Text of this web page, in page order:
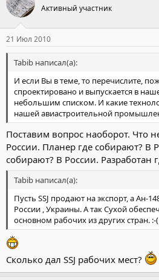
Активный участник
21 Июл 2010
Tabib написал(а):
И если Вы в теме, то перечислите,
спроектировано и выпускается в
небольшим списком. И какие
нашей авиастроительной
Поставим вопрос наоборот. Что
России. Планер где собирают? В
собирают? В России. Разработан
Tabib написал(а):
Пусть SSJ продают на экспорт, а Ан-
России , Украины. А так Сухой
основном рабочих из других стран. :-(
Сколько дал SSJ рабочих мест?